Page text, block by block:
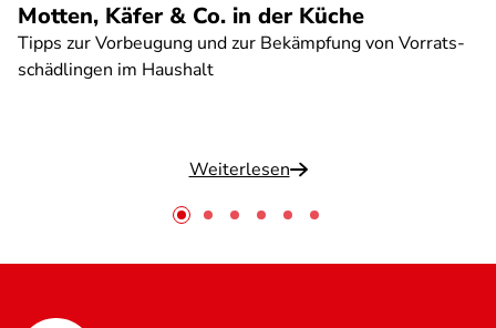
Motten, Käfer & Co. in der Küche
Tipps zur Vorbeugung und zur Bekämpfung von Vorrats-
schädlingen im Haushalt
Weiterlesen